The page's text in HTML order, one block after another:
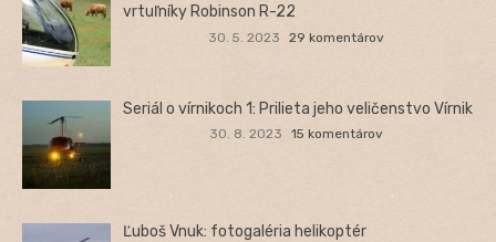
vrtuľníky Robinson R-22
30. 5. 2023 29 komentárov
Seriál o vírnikoch 1: Prilieta jeho veličenstvo Vírnik
30. 8. 2023 15 komentárov
Ľuboš Vnuk: fotogaléria helikoptér